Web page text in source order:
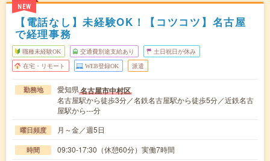
NEW
【電話なし】未経験OK！【コツコツ】名古屋
で経理事務
職種未経験OK 交通費別途支給あり 土日祝日が休み
在宅・リモート WEB登録OK 派遣
勤務地 愛知県名古屋市中村区
名古屋駅から徒歩3分／名鉄名古屋駅から徒歩5分／近鉄名古
屋駅から---分
曜日頻度 月～金／週5日
時間 09:30-17:30（休憩60分）実働7時間